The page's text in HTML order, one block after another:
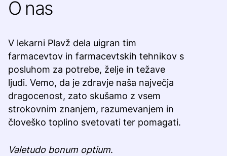
O nas
V lekarni Plavž dela uigran tim
farmacevtov in farmacevtskih tehnikov s
posluhom za potrebe, želje in težave
ljudi. Vemo, da je zdravje naša največja
dragocenost, zato skušamo z vsem
strokovnim znanjem, razumevanjem in
človeško toplino svetovati ter pomagati.
Valetudo bonum optium.